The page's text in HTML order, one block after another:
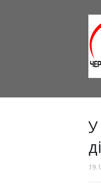
У